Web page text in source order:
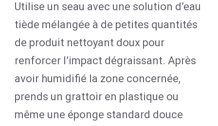
Utilise un seau avec une solution d’eau
tiède mélangée à de petites quantités
de produit nettoyant doux pour
renforcer l’impact dégraissant. Après
avoir humidifié la zone concernée,
prends un grattoir en plastique ou
même une éponge standard douce